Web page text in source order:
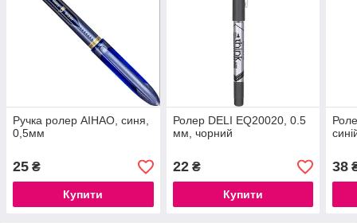
Ручка ролер AIHAO, синя,
0,5мм
25 ₴
Купити
Ролер DELI EQ20020, 0.5
мм, чорний
22₴
Купити
38